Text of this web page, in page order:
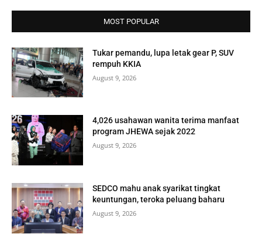
MOST POPULAR
Tukar pemandu, lupa letak gear P, SUV
rempuh KKIA
August 9, 2026
4,026 usahawan wanita terima manfaat
program JHEWA sejak 2022
August 9, 2026
SEDCO mahu anak syarikat tingkat
keuntungan, teroka peluang baharu
August 9, 2026